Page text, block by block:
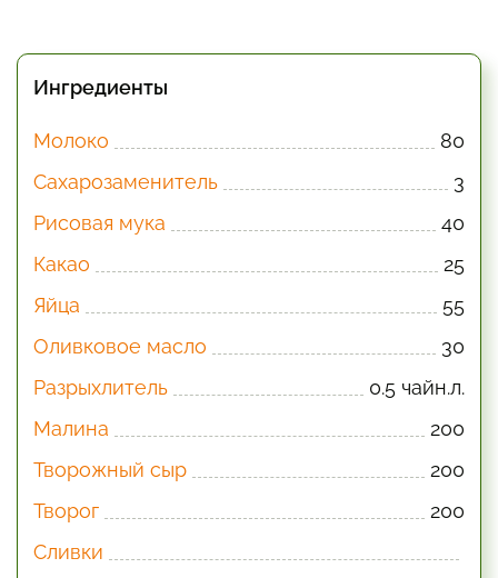
Ингредиенты
Молоко
80
Сахарозаменитель
3
Рисовая мука
40
Какао
25
Яйца
55
Оливковое масло
30
Разрыхлитель
0.5 чайн.л.
Малина
200
Творожный сыр
200
Творог
200
Сливки